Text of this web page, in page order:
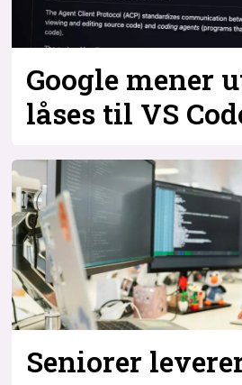
Google mener
låses til VS
Seniorer